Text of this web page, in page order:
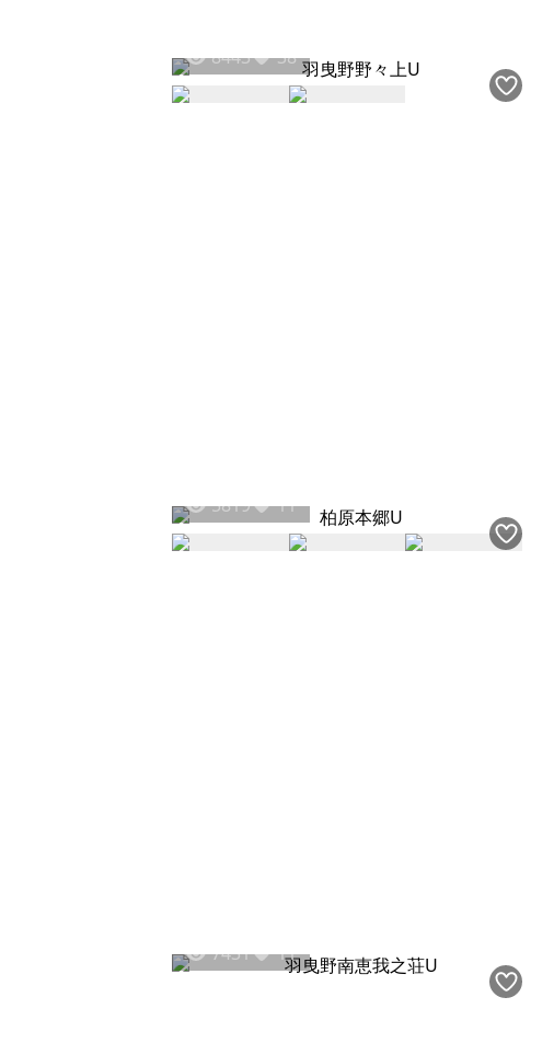
8443 38
5819 11
7431 11